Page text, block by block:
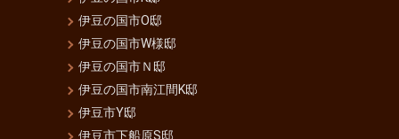
伊豆の国市O邸
伊豆の国市W様邸
伊豆の国市Ｎ邸
伊豆の国市南江間K邸
伊豆市Y邸
伊豆市下船原S邸